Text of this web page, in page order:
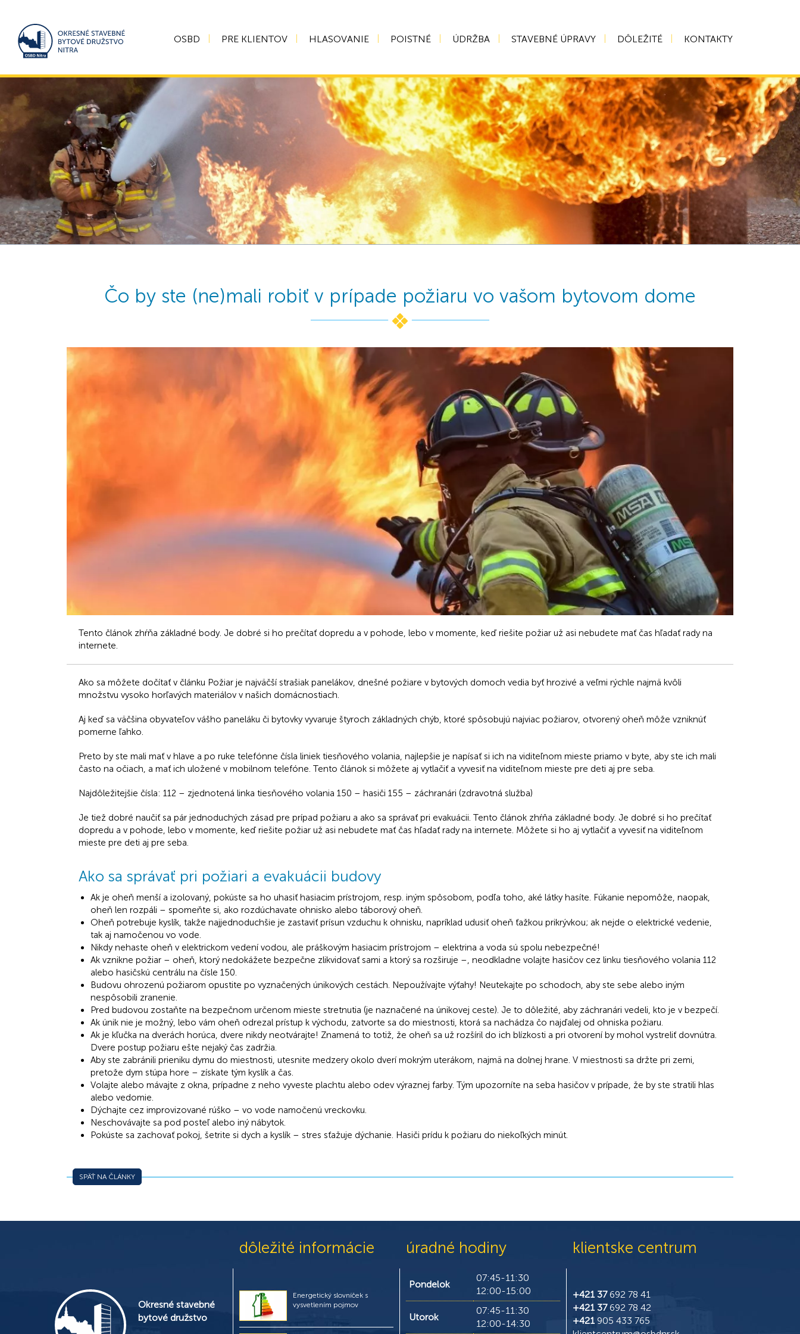
OSBD PRE KLIENTOV HLASOVANIE POISTNÉ ÚDRŽBA STAVEBNÉ ÚPRAVY DÔLEŽITÉ KONTAKTY
Čo by ste (ne)mali robiť v prípade požiaru vo vašom bytovom dome
Tento článok zhŕňa základné body. Je dobré si ho prečítať dopredu a v pohode, lebo v momente, keď riešite požiar už asi nebudete mať čas hľadať rady na
internete.
Ako sa môžete dočítať v článku Požiar je najväčší strašiak panelákov, dnešné požiare v bytových domoch vedia byť hrozivé a veľmi rýchle najmä kvôli
množstvu vysoko horľavých materiálov v našich domácnostiach.
Aj keď sa väčšina obyvateľov vášho paneláku či bytovky vyvaruje štyroch základných chýb, ktoré spôsobujú najviac požiarov, otvorený oheň môže vzniknúť
pomerne ľahko.
Preto by ste mali mať v hlave a po ruke telefónne čísla liniek tiesňového volania, najlepšie je napísať si ich na viditeľnom mieste priamo v byte, aby ste ich mali
často na očiach, a mať ich uložené v mobilnom telefóne. Tento článok si môžete aj vytlačiť a vyvesiť na viditeľnom mieste pre deti aj pre seba.
Najdôležitejšie čísla: 112 – zjednotená linka tiesňového volania 150 – hasiči 155 – záchranári (zdravotná služba)
Je tiež dobré naučiť sa pár jednoduchých zásad pre prípad požiaru a ako sa správať pri evakuácii. Tento článok zhŕňa základné body. Je dobré si ho prečítať
dopredu a v pohode, lebo v momente, keď riešite požiar už asi nebudete mať čas hľadať rady na internete. Môžete si ho aj vytlačiť a vyvesiť na viditeľnom
mieste pre deti aj pre seba.
Ako sa správať pri požiari a evakuácii budovy
Ak je oheň menší a izolovaný, pokúste sa ho uhasiť hasiacim prístrojom, resp. iným spôsobom, podľa toho, aké látky hasíte. Fúkanie nepomôže, naopak,
oheň len rozpáli – spomeňte si, ako rozdúchavate ohnisko alebo táborový oheň.
Oheň potrebuje kyslík, takže najjednoduchšie je zastaviť prísun vzduchu k ohnisku, napríklad udusiť oheň ťažkou prikrývkou; ak nejde o elektrické vedenie,
tak aj namočenou vo vode.
Nikdy nehaste oheň v elektrickom vedení vodou, ale práškovým hasiacim prístrojom – elektrina a voda sú spolu nebezpečné!
Ak vznikne požiar – oheň, ktorý nedokážete bezpečne zlikvidovať sami a ktorý sa rozširuje –, neodkladne volajte hasičov cez linku tiesňového volania 112
alebo hasičskú centrálu na čísle 150.
Budovu ohrozenú požiarom opustite po vyznačených únikových cestách. Nepoužívajte výťahy! Neutekajte po schodoch, aby ste sebe alebo iným
nespôsobili zranenie.
Pred budovou zostaňte na bezpečnom určenom mieste stretnutia (je naznačené na únikovej ceste). Je to dôležité, aby záchranári vedeli, kto je v bezpečí.
Ak únik nie je možný, lebo vám oheň odrezal prístup k východu, zatvorte sa do miestnosti, ktorá sa nachádza čo najďalej od ohniska požiaru.
Ak je kľučka na dverách horúca, dvere nikdy neotvárajte! Znamená to totiž, že oheň sa už rozšíril do ich blízkosti a pri otvorení by mohol vystreliť dovnútra.
Dvere postup požiaru ešte nejaký čas zadržia.
Aby ste zabránili prieniku dymu do miestnosti, utesnite medzery okolo dverí mokrým uterákom, najmä na dolnej hrane. V miestnosti sa držte pri zemi,
pretože dym stúpa hore – získate tým kyslík a čas.
Volajte alebo mávajte z okna, prípadne z neho vyveste plachtu alebo odev výraznej farby. Tým upozorníte na seba hasičov v prípade, že by ste stratili hlas
alebo vedomie.
Dýchajte cez improvizované rúško – vo vode namočenú vreckovku.
Neschovávajte sa pod posteľ alebo iný nábytok.
Pokúste sa zachovať pokoj, šetrite si dych a kyslík – stres sťažuje dýchanie. Hasiči prídu k požiaru do niekoľkých minút.
SPÄŤ NA ČLÁNKY
Okresné stavebné
bytové družstvo
dôležité informácie
Energetický slovníček s
vysvetlením pojmov
úradné hodiny
Pondelok
07:45-11:30
12:00-15:00
Utorok
07:45-11:30
12:00-14:30
klientske centrum
+421 37692 78 41
+421 37692 78 42
+421 905 433 765